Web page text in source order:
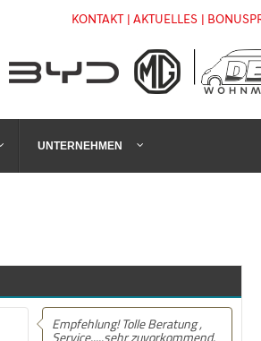
KONTAKT | AKTUELLES |
UNTERNEHMEN
Empfehlung! Tolle Beratung ,
Service.....sehr zuvorkommend.